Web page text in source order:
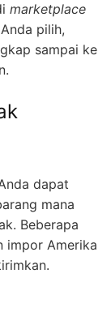
marketplace
pilih,
sampai ke
dapat
mana
Beberapa
impor Amerika